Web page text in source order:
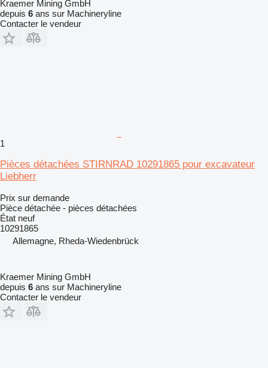
Kraemer Mining GmbH
depuis 6 ans sur Machineryline
Contacter le vendeur
1
Pièces détachées STIRNRAD 10291865 pour excavateur
Liebherr
Prix sur demande
Pièce détachée - pièces détachées
État neuf
10291865
Allemagne, Rheda-Wiedenbrück
Kraemer Mining GmbH
depuis 6 ans sur Machineryline
Contacter le vendeur